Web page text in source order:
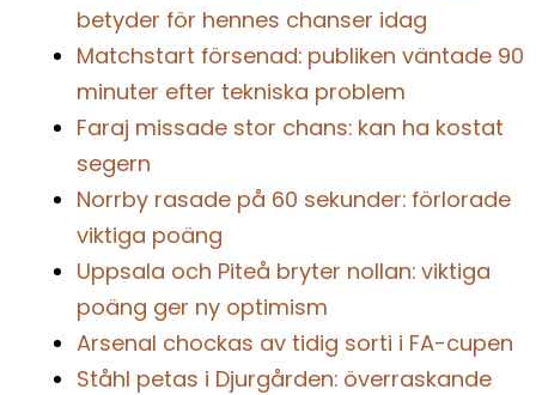
betyder för hennes chanser idag
Matchstart försenad: publiken väntade 90
minuter efter tekniska problem
Faraj missade stor chans: kan ha kostat
segern
Norrby rasade på 60 sekunder: förlorade
viktiga poäng
Uppsala och Piteå bryter nollan: viktiga
poäng ger ny optimism
Arsenal chockas av tidig sorti i FA-cupen
Ståhl petas i Djurgården: överraskande